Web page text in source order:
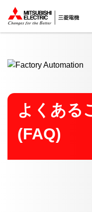
ここから本文
よくある
(FAQ)